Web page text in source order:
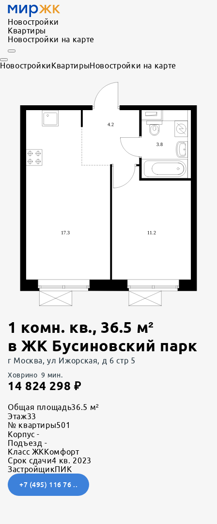
Новостройки
Квартиры
Новостройки на карте
НовостройкиКвартирыНовостройки на карте
1 комн. кв., 36.5 м²
вЖК Бусиновский парк
г Москва, ул Ижорская, д 6 стр 5
Ховрино 9 мин.
14 824 298 ₽
Общая площадь36.5 м²
Этаж33
№ квартиры501
Корпус -
Подъезд -
Класс ЖК Комфорт
Срок сдачи4 кв. 2023
Застройщик ПИК
+7 (495) 116 76 ..